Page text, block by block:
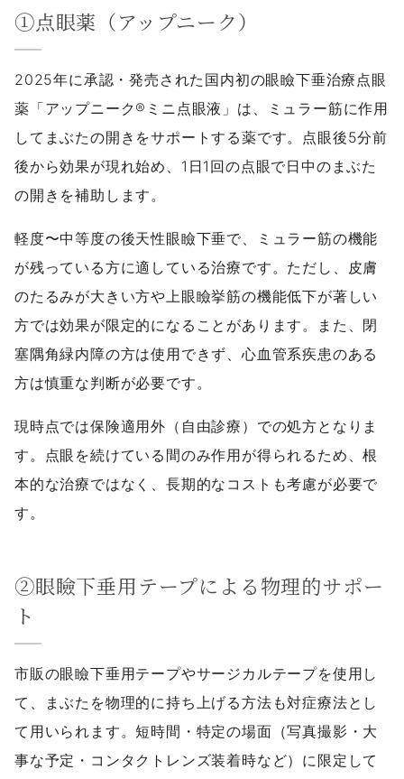
①点眼薬（アップニーク）
2025年に承認・発売された国内初の眼瞼下垂治療点眼
薬「アップニーク®ミニ点眼液」は、ミュラー筋に作用
してまぶたの開きをサポートする薬です。点眼後5分前
後から効果が現れ始め、1日1回の点眼で日中のまぶた
の開きを補助します。
軽度〜中等度の後天性眼瞼下垂で、ミュラー筋の機能
が残っている方に適している治療です。ただし、皮膚
のたるみが大きい方や上眼瞼挙筋の機能低下が著しい
方では効果が限定的になることがあります。また、閉
塞隅角緑内障の方は使用できず、心血管系疾患のある
方は慎重な判断が必要です。
現時点では保険適用外（自由診療）での処方となりま
す。点眼を続けている間のみ作用が得られるため、根
本的な治療ではなく、長期的なコストも考慮が必要で
す。
②眼瞼下垂用テープによる物理的サポー
ト
市販の眼瞼下垂用テープやサージカルテープを使用し
て、まぶたを物理的に持ち上げる方法も対症療法とし
て用いられます。短時間・特定の場面（写真撮影・大
事な予定・コンタクトレンズ装着時など）に限定して